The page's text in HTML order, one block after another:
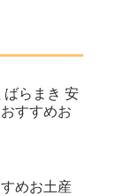
ばらまき 安
すすめお
めお土産